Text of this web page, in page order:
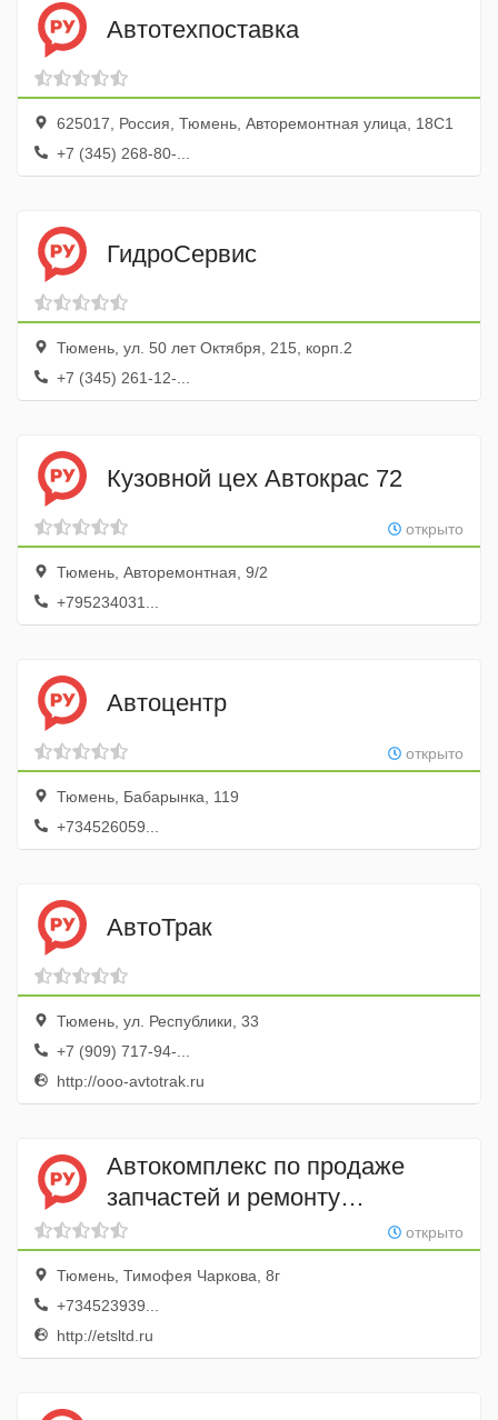
Автотехпоставка
625017, Россия, Тюмень, Авторемонтная улица, 18С1
+7 (345) 268-80-...
ГидроСервис
Тюмень, ул. 50 лет Октября, 215, корп.2
+7 (345) 261-12-...
Кузовной цех Автокрас 72
открыто
Тюмень, Авторемонтная, 9/2
+795234031...
Автоцентр
открыто
Тюмень, Бабарынка, 119
+734526059...
АвтоТрак
Тюмень, ул. Республики, 33
+7 (909) 717-94-...
http://ooo-avtotrak.ru
Автокомплекс по продаже
запчастей и ремонту
грузовиков ЕвроТехСервисоткрыто
Тюмень, Тимофея Чаркова, 8г
+734523939...
http://etsltd.ru